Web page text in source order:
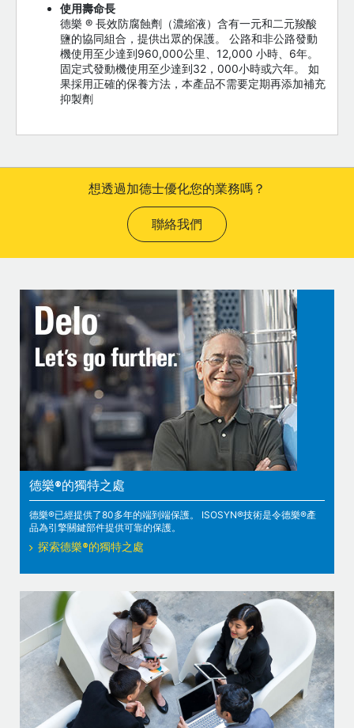
使用壽命長
德樂 ® 長效防腐蝕劑（濃縮液）含有一元和二元羧酸
鹽的協同組合，提供出眾的保護。 公路和非公路發動
機使用至少達到960,000公里、12,000 小時、6年。
固定式發動機使用至少達到32，000小時或六年。 如
果採用正確的保養方法，本產品不需要定期再添加補充
抑製劑
想透過加德士優化您的業務嗎？
聯絡我們
德樂®的獨特之處
德樂®已經提供了80多年的端到端保護。 ISOSYN®技術是令德樂®產
品為引擎關鍵部件提供可靠的保護。
探索德樂®的獨特之處